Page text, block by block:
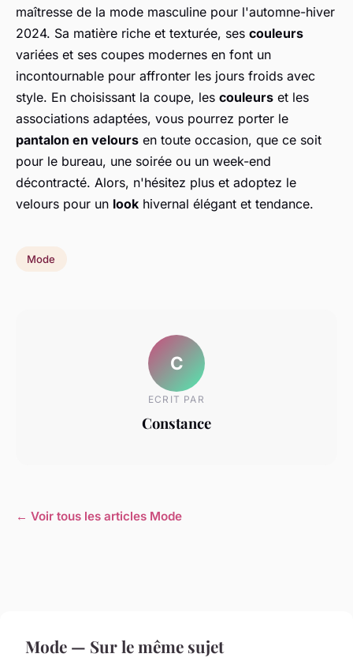
maîtresse de la mode masculine pour l'automne-hiver
2024. Sa matière riche et texturée, ses couleurs
variées et ses coupes modernes en font un
incontournable pour affronter les jours froids avec
style. En choisissant la coupe, les couleurs et les
associations adaptées, vous pourrez porter le
pantalon en velours en toute occasion, que ce soit
pour le bureau, une soirée ou un week-end
décontracté. Alors, n'hésitez plus et adoptez le
velours pour un look hivernal élégant et tendance.
Mode
C
ECRIT PAR
Constance
← Voir tous les articles Mode
Mode — Sur le même sujet